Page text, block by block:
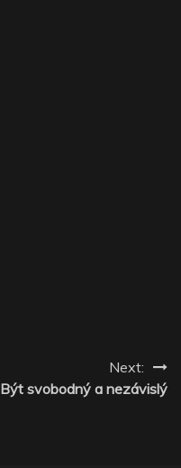
Next:
Být svobodný a nezávislý